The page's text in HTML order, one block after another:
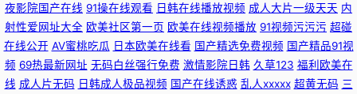
夜影院国产在线 91操在线观看 日韩在线播放视频 成人大片一级天天 内
射性爱网址大全 欧美社区第一页 欧美在线视频播放 91视频污污污 超碰
在线公开 AV蜜桃吃瓜 日本欧美在线看 国产精选免费视频 国产精品91视
频 69热最新网址 无码白丝强行免费 激情影院日韩 久草123 福利欧美在
线 成人片无码 日韩成人极品视频 国产在线诱惑 乱人xxxxx 超黄无码 三